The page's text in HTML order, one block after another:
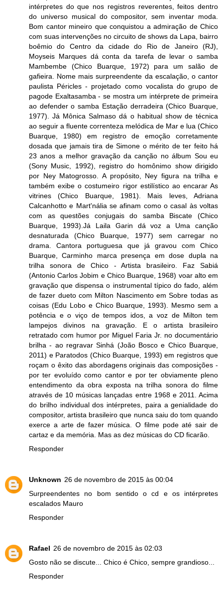
intérpretes do que nos registros reverentes, feitos dentro
do universo musical do compositor, sem inventar moda.
Bom cantor mineiro que conquistou a admiração de Chico
com suas intervenções no circuito de shows da Lapa, bairro
boêmio do Centro da cidade do Rio de Janeiro (RJ),
Moyseis Marques dá conta da tarefa de levar o samba
Mambembe (Chico Buarque, 1972) para um salão de
gafieira. Nome mais surpreendente da escalação, o cantor
paulista Péricles - projetado como vocalista do grupo de
pagode Exaltasamba - se mostra um intérprete de primeira
ao defender o samba Estação derradeira (Chico Buarque,
1977). Já Mônica Salmaso dá o habitual show de técnica
ao seguir a fluente correnteza melódica de Mar e lua (Chico
Buarque, 1980) em registro de emoção corretamente
dosada que jamais tira de Simone o mérito de ter feito há
23 anos a melhor gravação da canção no álbum Sou eu
(Sony Music, 1992), registro do homônimo show dirigido
por Ney Matogrosso. A propósito, Ney figura na trilha e
também exibe o costumeiro rigor estilístico ao encarar As
vitrines (Chico Buarque, 1981). Mais leves, Adriana
Calcanhotto e Mart'nália se afinam como o casal às voltas
com as questões conjugais do samba Biscate (Chico
Buarque, 1993).Já Laila Garin dá voz a Uma canção
desnaturada (Chico Buarque, 1977) sem carregar no
drama. Cantora portuguesa que já gravou com Chico
Buarque, Carminho marca presença em dose dupla na
trilha sonora de Chico - Artista brasileiro. Faz Sabiá
(Antonio Carlos Jobim e Chico Buarque, 1968) voar alto em
gravação que dispensa o instrumental típico do fado, além
de fazer dueto com Milton Nascimento em Sobre todas as
coisas (Edu Lobo e Chico Buarque, 1993). Mesmo sem a
potência e o viço de tempos idos, a voz de Milton tem
lampejos divinos na gravação. E o artista brasileiro
retratado com humor por Miguel Faria Jr. no documentário
brilha - ao regravar Sinhá (João Bosco e Chico Buarque,
2011) e Paratodos (Chico Buarque, 1993) em registros que
roçam o êxito das abordagens originais das composições -
por ter evoluído como cantor e por ter obviamente pleno
entendimento da obra exposta na trilha sonora do filme
através de 10 músicas lançadas entre 1968 e 2011. Acima
do brilho individual dos intérpretes, paira a genialidade do
compositor, artista brasileiro que nunca saiu do tom quando
exerce a arte de fazer música. O filme pode até sair de
cartaz e da memória. Mas as dez músicas do CD ficarão.
Responder
Unknown 26 de novembro de 2015 às 00:04
Surpreendentes no bom sentido o cd e os intérpretes
escalados Mauro
Responder
Rafael 26 de novembro de 2015 às 02:03
Gosto não se discute... Chico é Chico, sempre grandioso...
Responder